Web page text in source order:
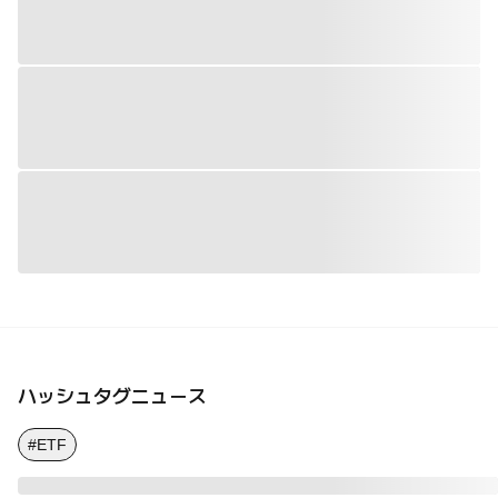
ハッシュタグニュース
#ETF